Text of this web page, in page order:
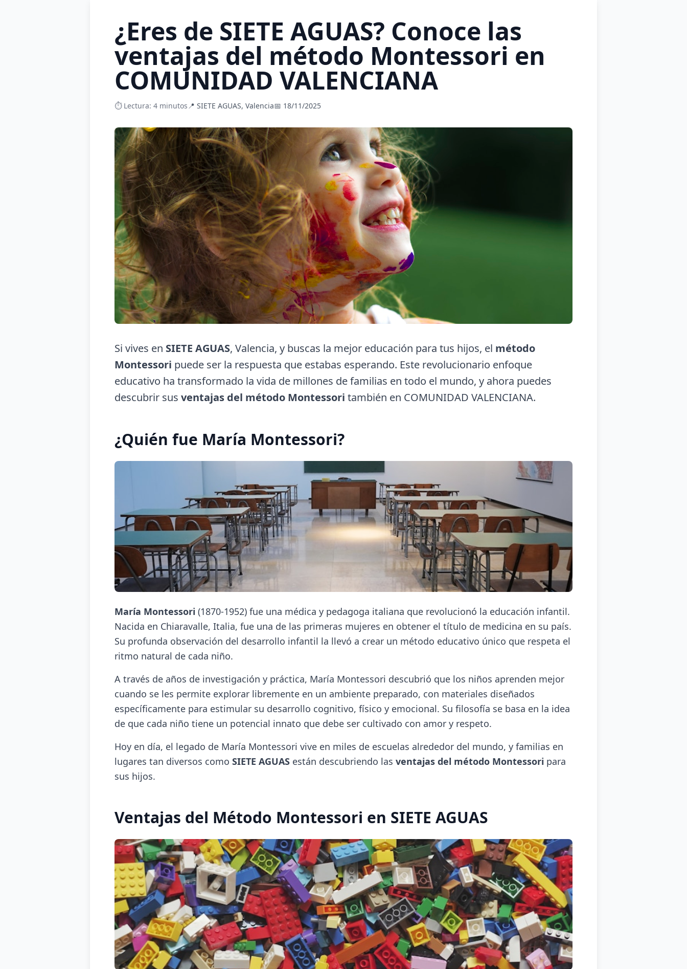
¿Eres de SIETE AGUAS? Conoce las
ventajas del método Montessori en
COMUNIDAD VALENCIANA
⏱️ Lectura: 4 minutos📍 SIETE AGUAS, Valencia📅 18/11/2025
Si vives en SIETE AGUAS, Valencia, y buscas la mejor educación para tus hijos, el método
Montessori puede ser la respuesta que estabas esperando. Este revolucionario enfoque
educativo ha transformado la vida de millones de familias en todo el mundo, y ahora puedes
descubrir sus ventajas del método Montessori también en COMUNIDAD VALENCIANA.
¿Quién fue María Montessori?
María Montessori (1870-1952) fue una médica y pedagoga italiana que revolucionó la educación infantil.
Nacida en Chiaravalle, Italia, fue una de las primeras mujeres en obtener el título de medicina en su país.
Su profunda observación del desarrollo infantil la llevó a crear un método educativo único que respeta el
ritmo natural de cada niño.
A través de años de investigación y práctica, María Montessori descubrió que los niños aprenden mejor
cuando se les permite explorar libremente en un ambiente preparado, con materiales diseñados
específicamente para estimular su desarrollo cognitivo, físico y emocional. Su filosofía se basa en la idea
de que cada niño tiene un potencial innato que debe ser cultivado con amor y respeto.
Hoy en día, el legado de María Montessori vive en miles de escuelas alrededor del mundo, y familias en
lugares tan diversos como SIETE AGUAS están descubriendo las ventajas del método Montessori para
sus hijos.
Ventajas del Método Montessori en SIETE AGUAS